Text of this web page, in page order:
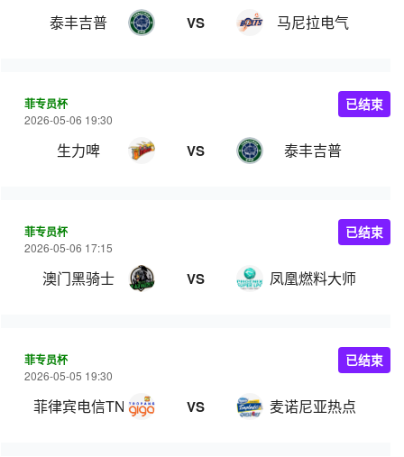
泰丰吉普 VS 马尼拉电气
菲专员杯
2026-05-06 19:30
生力啤 VS 泰丰吉普
已结束
菲专员杯
2026-05-06 17:15
澳门黑骑士 VS 凤凰燃料大师
已结束
菲专员杯
2026-05-05 19:30
菲律宾电信TNT VS 麦诺尼亚热点
已结束